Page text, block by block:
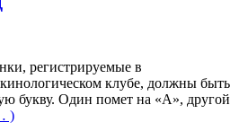
регистрируемые в
клубе, должны быть
букву. Один помет на «А», другой
)